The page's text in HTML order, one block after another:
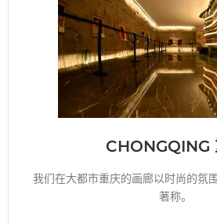
CHONGQING
我们在大都市重庆的画廊以时尚的氛
著称。